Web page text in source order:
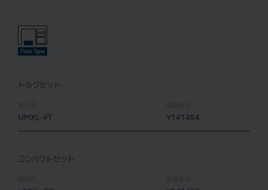
トルクセット
UMXL-FT Y141454
コンパクトセット